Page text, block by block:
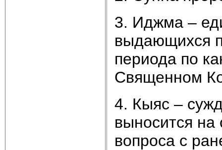
3. Иджма –
выдающихся
периода по
Священном
4. Кыяс –
выносится
вопроса с